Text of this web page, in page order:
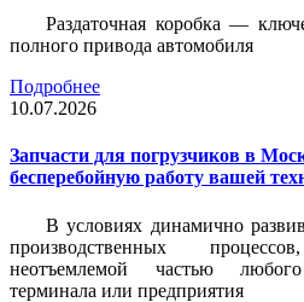
Раздаточная коробка —
полного привода автомобиля
Подробнее
10.07.2026
Запчасти для погрузчиков в
бесперебойную работу вашей
В условиях динамично
производственных
неотъемлемой частью
терминала или предприятия